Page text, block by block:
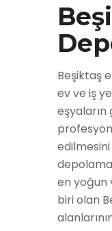
Beşiktaş
ev ve iş
eşyaların
en yoğun
biri olan